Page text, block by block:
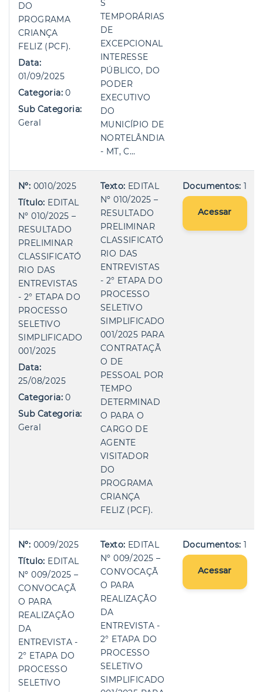
DO
PROGRAMA
CRIANÇA
FELIZ (PCF).
Data:
01/09/2025
Categoria:0
Sub Categoria:
Geral
S
TEMPORÁRIAS
DE
EXCEPCIONAL
INTERESSE
PÚBLICO, DO
PODER
EXECUTIVO
DO
MUNICÍPIO DE
NORTELÂNDIA
- MT, C…
Nº: 0010/2025
Título: EDITAL
Nº 010/2025 –
RESULTADO
PRELIMINAR
CLASSIFICATÓ
RIO DAS
ENTREVISTAS
- 2° ETAPA DO
PROCESSO
SELETIVO
SIMPLIFICADO
001/2025
Data:
25/08/2025
Categoria:0
Sub Categoria:
Geral
Texto: EDITAL
Nº 010/2025 –
RESULTADO
PRELIMINAR
CLASSIFICATÓ
RIO DAS
ENTREVISTAS
- 2° ETAPA DO
PROCESSO
SELETIVO
SIMPLIFICADO
001/2025 PARA
CONTRATAÇÃ
O DE
PESSOAL POR
TEMPO
DETERMINAD
O PARA O
CARGO DE
AGENTE
VISITADOR
DO
PROGRAMA
CRIANÇA
FELIZ (PCF).
Documentos: 1
Acessar
Nº: 0009/2025
Título: EDITAL
Nº 009/2025 –
CONVOCAÇÃ
O PARA
REALIZAÇÃO
DA
ENTREVISTA -
2° ETAPA DO
PROCESSO
SELETIVO
Texto: EDITAL
Nº 009/2025 –
CONVOCAÇÃ
O PARA
REALIZAÇÃO
DA
ENTREVISTA -
2° ETAPA DO
PROCESSO
SELETIVO
SIMPLIFICADO
Documentos: 1
Acessar